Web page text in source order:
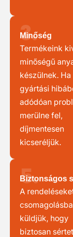
3.
Minőség
Termékeink
minőségű
készülnek. Ha
gyártási
adódóan
merülne fel,
díjmentesen
kicseréljük.
5.
Biztonságos
A
küldjük, hogy
biztosan